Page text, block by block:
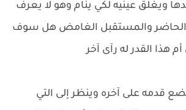
ويغلق عينيه لكي ينام وهو لا يعرف
والمستقبل الغامض هل سوف
هذا القدر له رآى آخر
قدمه على آخره وينظر إلى التي